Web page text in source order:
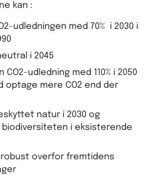
kan :
udledningen med 70% i 2030 i
i 2045
udledning med 110% i 2050
optage mere CO2 end der
natur i 2030 og
i eksisterende
overfor fremtidens